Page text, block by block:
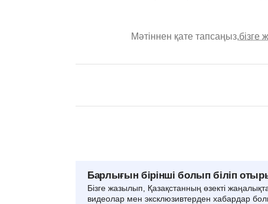
Мәтіннен қате тапсаңыз,бізге
Барлығын бірінші болып біліп
Бізге жазылып, Қазақстанның өзекті
видеолар мен эксклюзивтерден хабардар